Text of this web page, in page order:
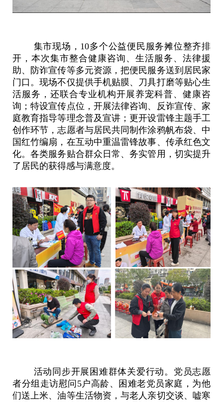
集市现场， 10多个公益便民服务摊位整齐排
开，本次集市整合健康咨询、生活服务、法律援
助、防诈宣传等多元资源，把便民服务送到居民家
门口。现场不仅提供手机贴膜、刀具打磨等贴心生
活服务，还联合专业机构开展养宠科普、健康咨
询；特设宣传点位，开展法律咨询、反诈宣传、家
庭教育指导等理念普及宣讲；更开设雷锋主题手工
创作环节，志愿者与居民共同制作涂鸦帆布袋、中
国红竹编扇，在互动中重温雷锋故事、传承红色文
化。各类服务贴合群众日常、务实管用，切实提升
了居民的获得感与满意度。
活动同步开展困难群体关爱行动。党员志愿
者分组走访慰问 5户高龄、困难老党员家庭，为他
们送上米、油等生活物资，与老人亲切交谈、嘘寒